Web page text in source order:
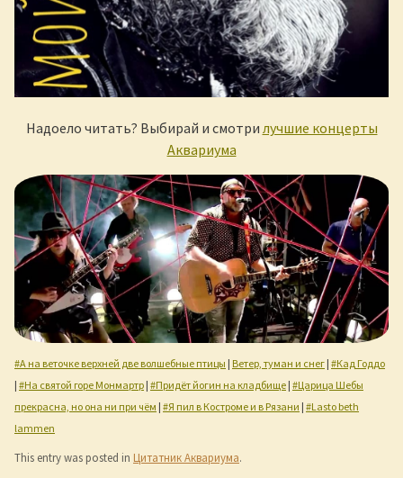
Надоело читать? Выбирай и смотри лучшие концерты
Аквариума
#А на веточке верхней две волшебные птицы | Ветер, туман и снег | #Кад Годдо
| #На святой горе Монмартр | #Придёт йогин на кладбище | #Царица Шебы
прекрасна, но она ни при чём | #Я пил в Костроме и в Рязани | #Lasto beth
lammen
This entry was posted in Цитатник Аквариума.